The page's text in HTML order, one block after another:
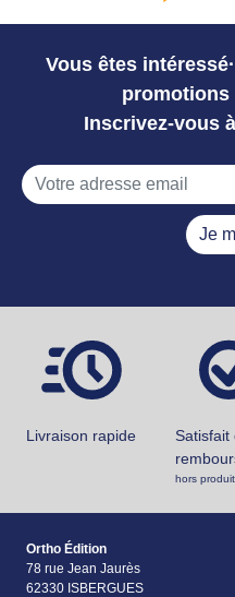
Vous êtes
promotions
Inscrivez-vous
Je
Livraison rapide
Satisfait
hors
Ortho Édition
78 rue Jean Jaurès
62330 ISBERGUES